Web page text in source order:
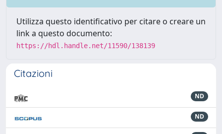
Utilizza questo identificativo per citare o creare un
link a questo documento:
https://hdl.handle.net/11590/138139
Citazioni
ND
ND